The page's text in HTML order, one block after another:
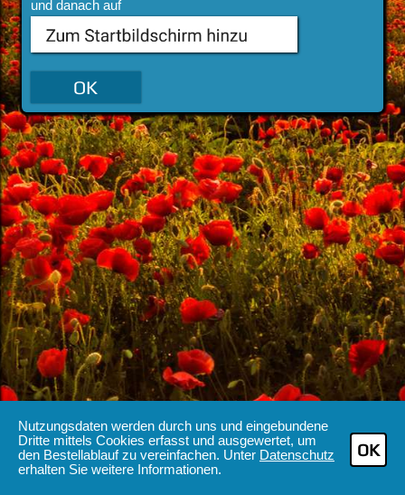
Nutzungsdaten werden durch uns und eingebundene
Dritte mittels Cookies erfasst und ausgewertet, um
den Bestellablauf zu vereinfachen. Unter Datenschutz
erhalten Sie weitere Informationen.
OK
und danach auf